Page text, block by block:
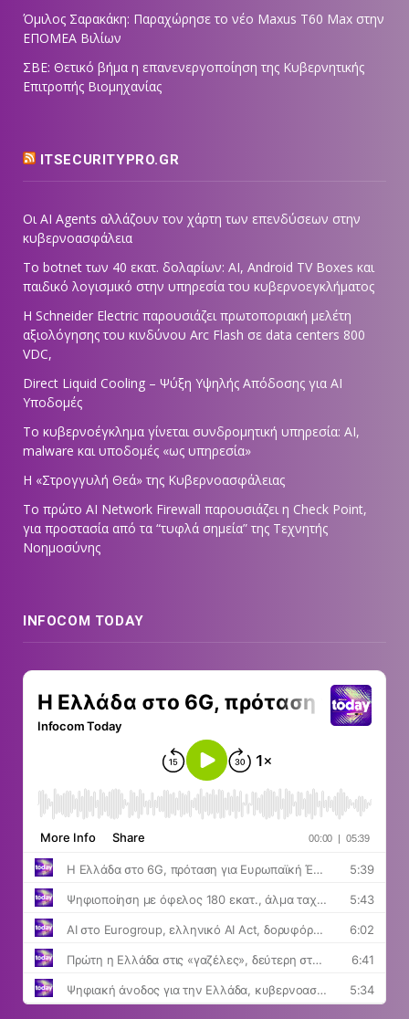
Όμιλος Σαρακάκη: Παραχώρησε το νέο Maxus T60 Max στην
ΕΠΟΜΕΑ Βιλίων
ΣΒΕ: Θετικό βήμα η επανενεργοποίηση της Κυβερνητικής
Επιτροπής Βιομηχανίας
ITSECURITYPRO.GR
Οι AI Agents αλλάζουν τον χάρτη των επενδύσεων στην
κυβερνοασφάλεια
Το botnet των 40 εκατ. δολαρίων: AI, Android TV Boxes και
παιδικό λογισμικό στην υπηρεσία του κυβερνοεγκλήματος
Η Schneider Electric παρουσιάζει πρωτοποριακή μελέτη
αξιολόγησης του κινδύνου Arc Flash σε data centers 800
VDC,
Direct Liquid Cooling – Ψύξη Υψηλής Απόδοσης για AI
Υποδομές
Το κυβερνοέγκλημα γίνεται συνδρομητική υπηρεσία: AI,
malware και υποδομές «ως υπηρεσία»
Η «Στρογγυλή Θεά» της Κυβερνοασφάλειας
Tο πρώτο AI Network Firewall παρουσιάζει η Check Point,
για προστασία από τα “τυφλά σημεία” της Τεχνητής
Νοημοσύνης
INFOCOM TODAY